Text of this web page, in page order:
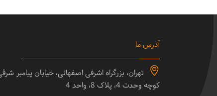
آدرس ما
تهران، بزرگراه اشرفی اصفهانی، خیابان پیامبر
کوچه وحدت 4، پلاک 8، واحد 4